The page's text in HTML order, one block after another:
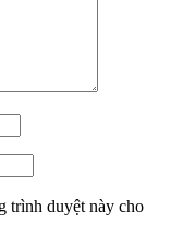
trình duyệt này cho